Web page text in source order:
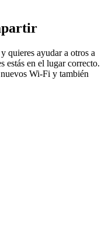
quieres ayudar a otros a
estás en el lugar correcto.
nuevos Wi-Fi y también